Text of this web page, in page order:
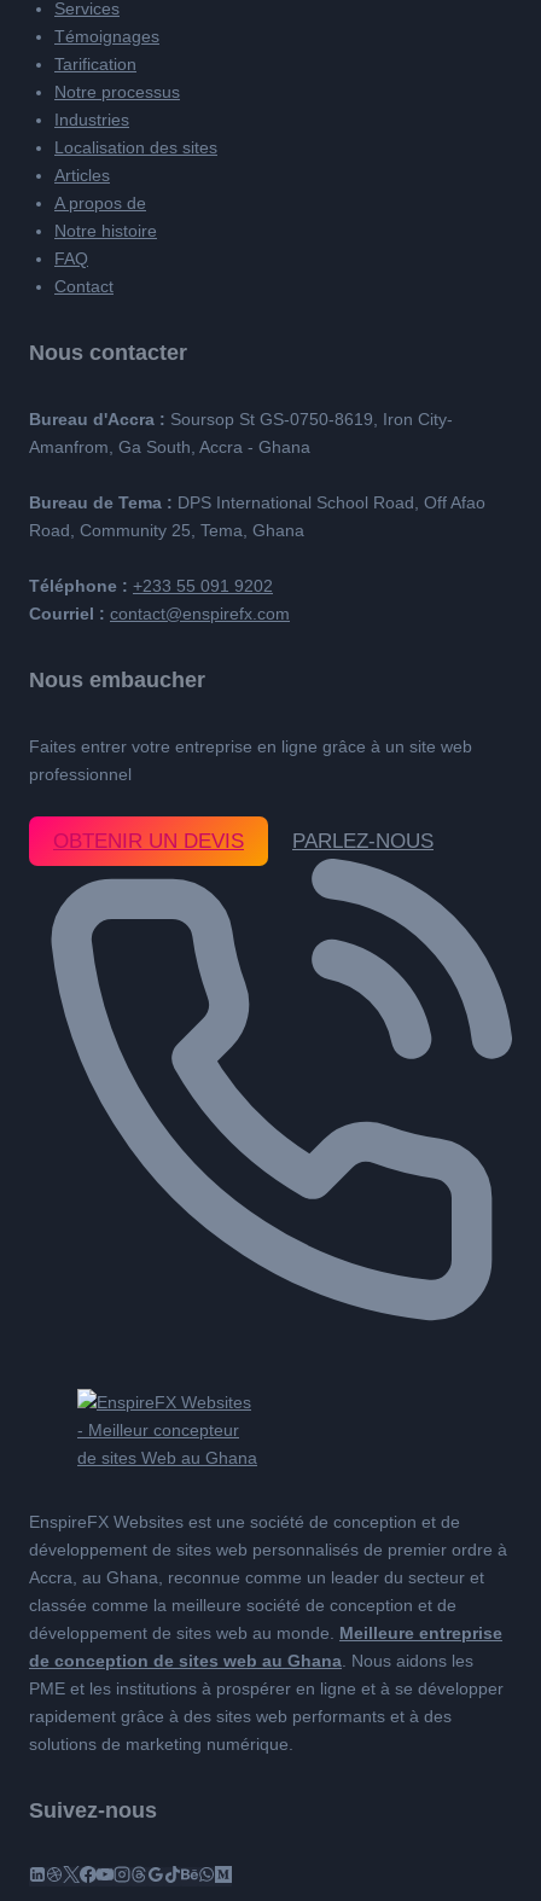
Services
Témoignages
Tarification
Notre processus
Industries
Localisation des sites
Articles
A propos de
Notre histoire
FAQ
Contact
Nous contacter
Bureau d'Accra : Soursop St GS-0750-8619, Iron City-
Amanfrom, Ga South, Accra - Ghana
Bureau de Tema : DPS International School Road, Off Afao
Road, Community 25, Tema, Ghana
Téléphone : +233 55 091 9202
Courriel : contact@enspirefx.com
Nous embaucher
Faites entrer votre entreprise en ligne grâce à un site web
professionnel
OBTENIR UN DEVIS PARLEZ-NOUS
EnspireFX Websites est une société de conception et de
développement de sites web personnalisés de premier ordre à
Accra, au Ghana, reconnue comme un leader du secteur et
classée comme la meilleure société de conception et de
développement de sites web au monde. Meilleure entreprise
de conception de sites web au Ghana . Nous aidons les
PME et les institutions à prospérer en ligne et à se développer
rapidement grâce à des sites web performants et à des
solutions de marketing numérique.
Suivez-nous